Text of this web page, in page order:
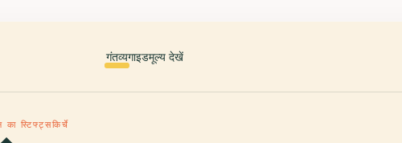
गंतव्यगाइडमूल्य देखें
स्टिफ्ट्सकिर्चे